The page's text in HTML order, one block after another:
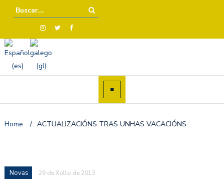
Home / ACTUALIZACIÓNS TRAS UNHAS VACACIÓNS
Novas 29 de Xullo de 2013